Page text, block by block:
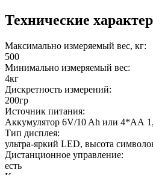
Технические
Максимально измеряемый вес, кг:
500
Минимально измеряемый вес:
4кг
Дискретность измерений:
200гр
Источник питания:
Аккумулятор 6V/10 Ah или 4*АА
Тип дисплея:
ультра-яркий LED, высота
Дистанционное управление:
есть